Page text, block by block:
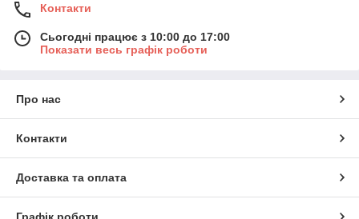
Контакти
Сьогодні працює з 10:00 до 17:00
Показати весь графік роботи
Про нас
Контакти
Доставка та оплата